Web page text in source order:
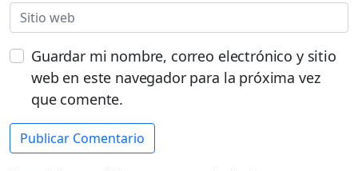
Guardar mi nombre, correo electrónico y sitio
web en este navegador para la próxima vez
que comente.